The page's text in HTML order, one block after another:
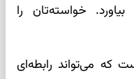
خواسته‌تان را
می‌تواند رابطه‌ای